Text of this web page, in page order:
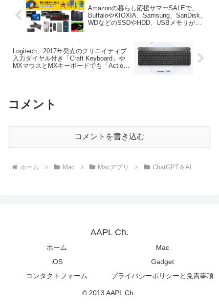
Amazonの暮らし応援サマーSALEで、
BuffaloやKIOXIA、Samsung、SanDisk、
WDなどのSSDやHDD、USBメモリが特
Logitech、2017年発売のクリエイティブ
入力ダイヤル付き「Craft Keyboard」や
MXマウスとMXキーボードでも「Actions
コメント
コメントを書き込む
ホーム Mac Macアプリ ChatGPT＆AI
AAPL Ch.
ホーム
Mac
iOS
Gadget
コンタクトフォーム
プライバシーポリシーと免責事項
© 2013 AAPL Ch..